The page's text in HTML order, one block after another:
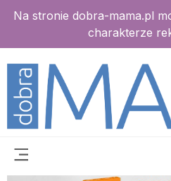
Na stronie dobra-mama.pl
charakterze